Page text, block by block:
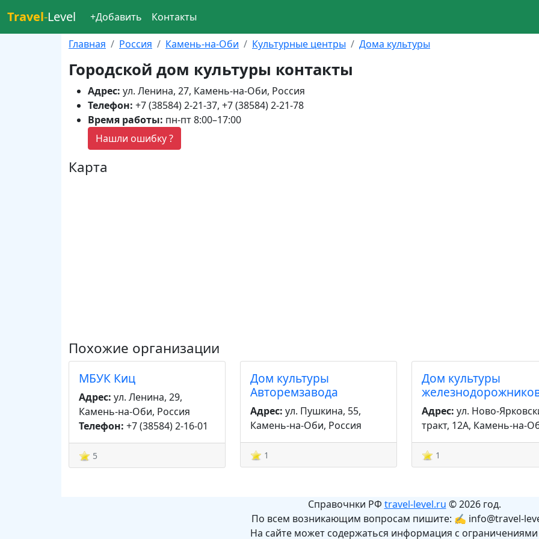
Travel-Level +Добавить Контакты
Главная Россия Камень-на-Оби Культурные центры Дома культуры
Городской дом культуры контакты
Адрес: ул. Ленина, 27, Камень-на-Оби, Россия
Телефон: +7 (38584) 2-21-37, +7 (38584) 2-21-78
Время работы: пн-пт 8:00–17:00
Нашли ошибку ?
Карта
Похожие организации
МБУК Киц
Адрес: ул. Ленина, 29,
Камень-на-Оби, Россия
Телефон: +7 (38584) 2-16-01
5
Дом культуры
Авторемзавода
Адрес: ул. Пушкина, 55,
Камень-на-Оби, Россия
1
Дом культуры
Адрес: ул. Ново-
тракт, 12А, Камень-на-
1
Справочнки РФ travel-level.ru © 2026 год.
По всем возникающим вопросам пишите: ✍ info@travel-
На сайте может содержаться информация с ограничениями